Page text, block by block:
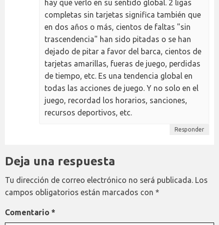
hay que verlo en su sentido global. 2 ligas
completas sin tarjetas significa también que
en dos años o más, cientos de faltas "sin
trascendencia" han sido pitadas o se han
dejado de pitar a favor del barca, cientos de
tarjetas amarillas, fueras de juego, perdidas
de tiempo, etc. Es una tendencia global en
todas las acciones de juego. Y no solo en el
juego, recordad los horarios, sanciones,
recursos deportivos, etc.
Responder
Deja una respuesta
Tu dirección de correo electrónico no será publicada. Los
campos obligatorios están marcados con *
Comentario *